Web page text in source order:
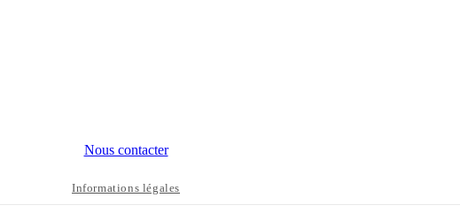
Nous contacter
Informations légales